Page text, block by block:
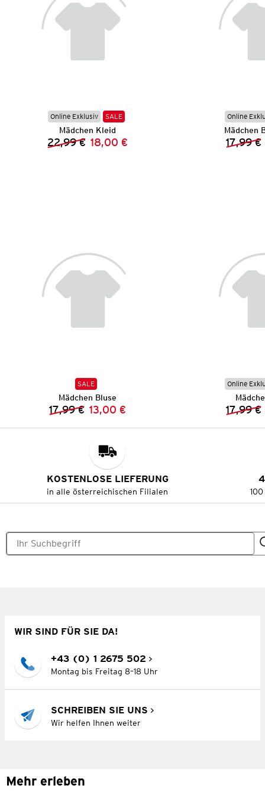
Online Exklusiv SALE
Mädchen Kleid
Vorheriger Preis:
22,99 € Neuer Preis:
18,00 €
Online
Mädchen
17,99 €
SALE
Mädchen Bluse
Vorheriger Preis:
17,99 € Neuer Preis:
13,00 €
Online
17,99 €
KOSTENLOSE LIEFERUNG
in alle österreichischen Filialen
WIR SIND FÜR SIE DA!
+43 (0) 1 2675 502
Montag bis Freitag 8–18 Uhr
SCHREIBEN SIE UNS
Wir helfen Ihnen weiter
Mehr erleben